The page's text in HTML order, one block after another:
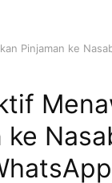
Pinjaman ke
ke